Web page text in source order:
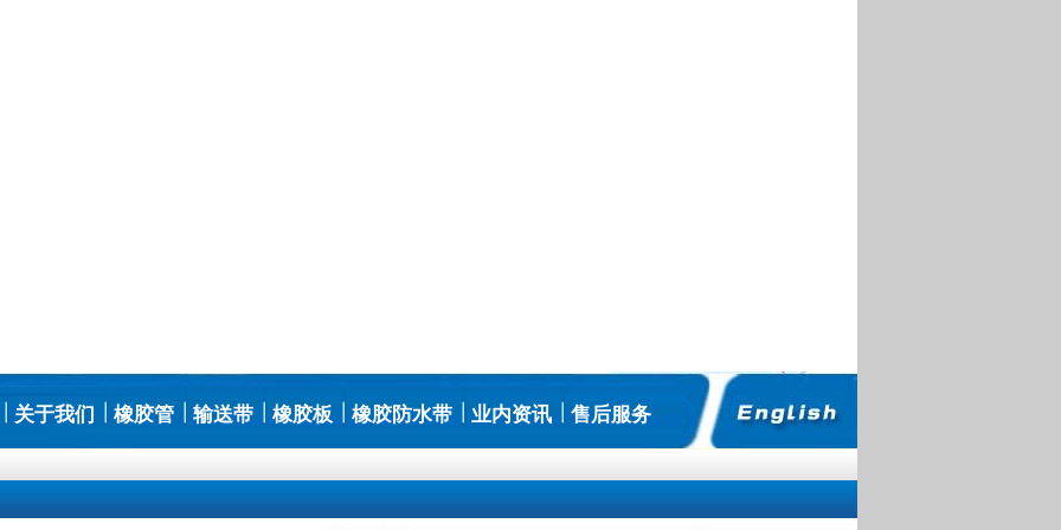
关于我们 橡胶管 输送带 橡胶板 橡胶防水带 业内资讯 售后服务